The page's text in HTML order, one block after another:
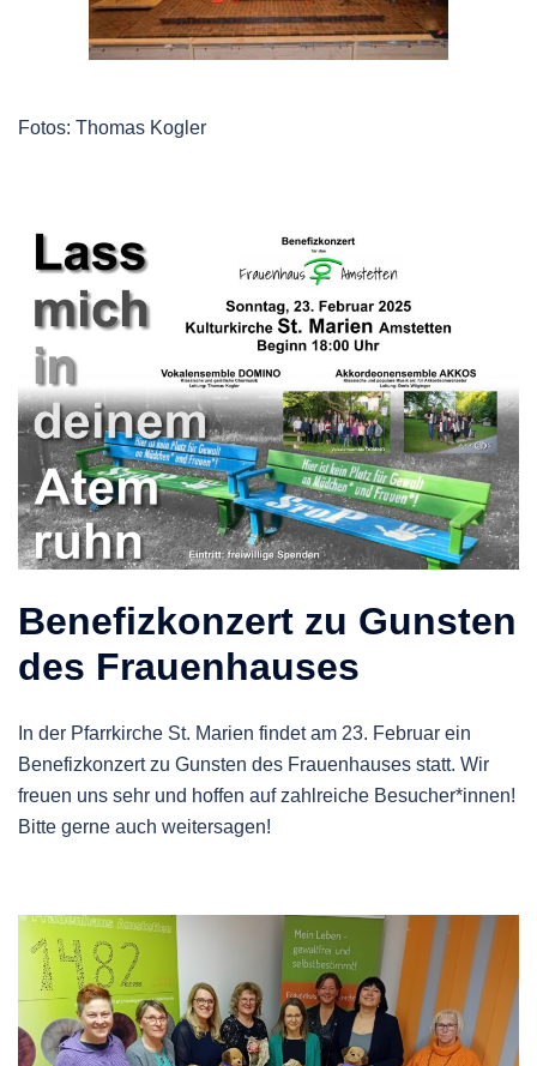
Fotos: Thomas Kogler
Benefizkonzert zu Gunsten
des Frauenhauses
In der Pfarrkirche St. Marien findet am 23. Februar ein
Benefizkonzert zu Gunsten des Frauenhauses statt. Wir
freuen uns sehr und hoffen auf zahlreiche Besucher*innen!
Bitte gerne auch weitersagen!